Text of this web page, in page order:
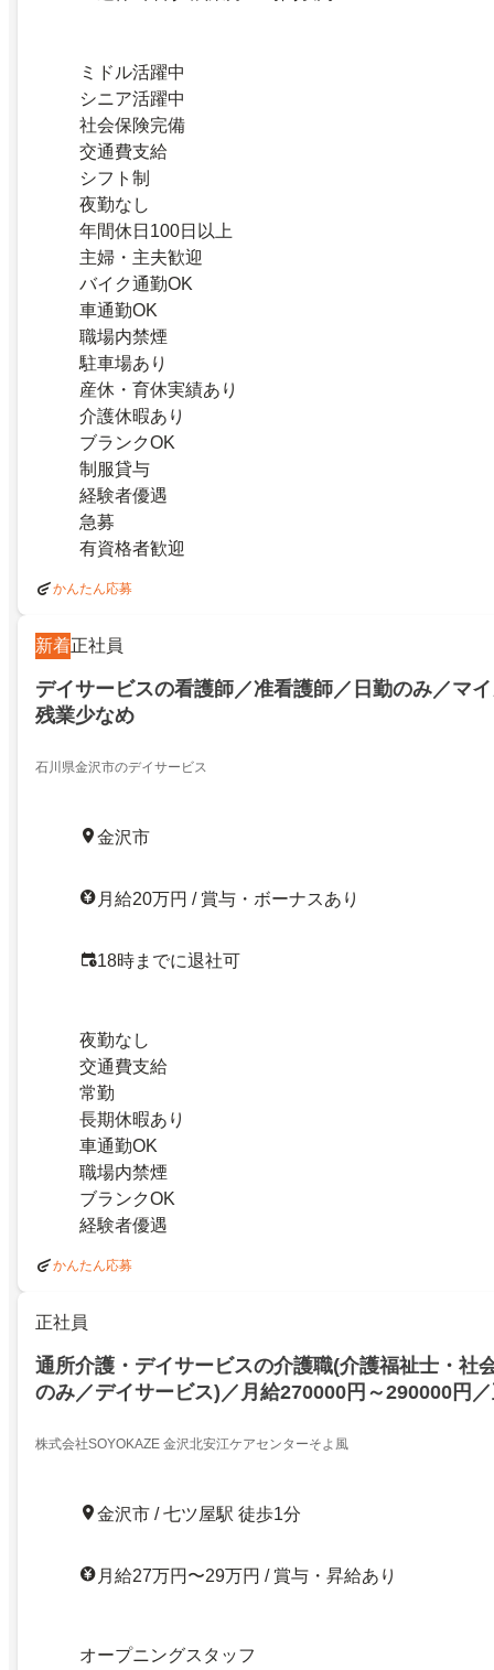
ミドル活躍中
シニア活躍中
社会保険完備
交通費支給
シフト制
夜勤なし
年間休日100日以上
主婦・主夫歓迎
バイク通勤OK
車通勤OK
職場内禁煙
駐車場あり
産休・育休実績あり
介護休暇あり
ブランクOK
制服貸与
経験者優遇
急募
有資格者歓迎
かんたん応募
新着正社員
デイサービスの看護師／准看護師／日勤のみ／マ
残業少なめ
石川県金沢市のデイサービス
金沢市
月給20万円 / 賞与・ボーナスあり
18時までに退社可
夜勤なし
交通費支給
常勤
長期休暇あり
車通勤OK
職場内禁煙
ブランクOK
経験者優遇
かんたん応募
正社員
通所介護・デイサービスの介護職(介護福祉士・社
のみ／デイサービス)／月給270000円～290000円
万円の支給実績！／デイサービス／シニア活躍中
通勤可／正社員登用あり／オープニングスタッフ
株式会社SOYOKAZE 金沢北安江ケアセンターそよ風
金沢市 / 七ツ屋駅 徒歩1分
月給27万円〜29万円 / 賞与・昇給あり
オープニングスタッフ